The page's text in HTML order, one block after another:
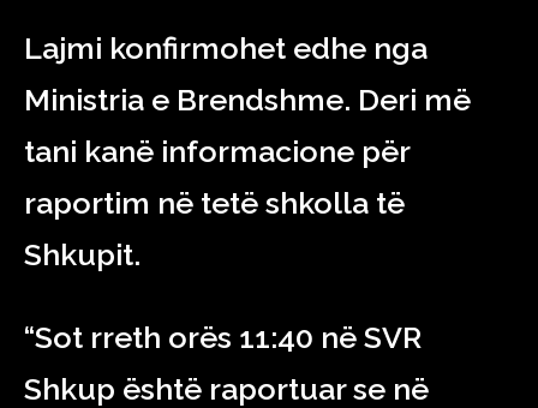
Lajmi konfirmohet edhe nga
Ministria e Brendshme. Deri më
tani kanë informacione për
raportim në tetë shkolla të
Shkupit.
“Sot rreth orës 11:40 në SVR
Shkup është raportuar se në